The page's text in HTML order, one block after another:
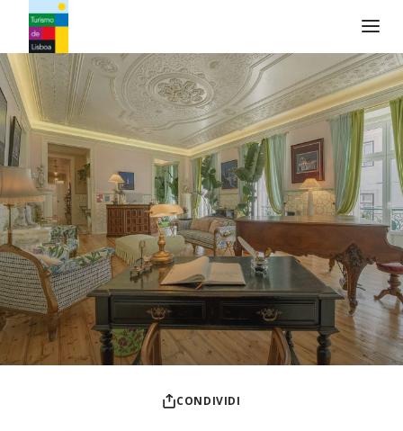
Logo di Turismo de Lisboa
CONDIVIDI